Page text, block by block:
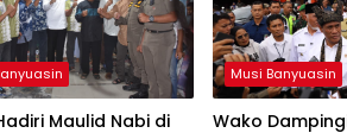
Maulid Nabi di
Musi Banyuasin
Wako